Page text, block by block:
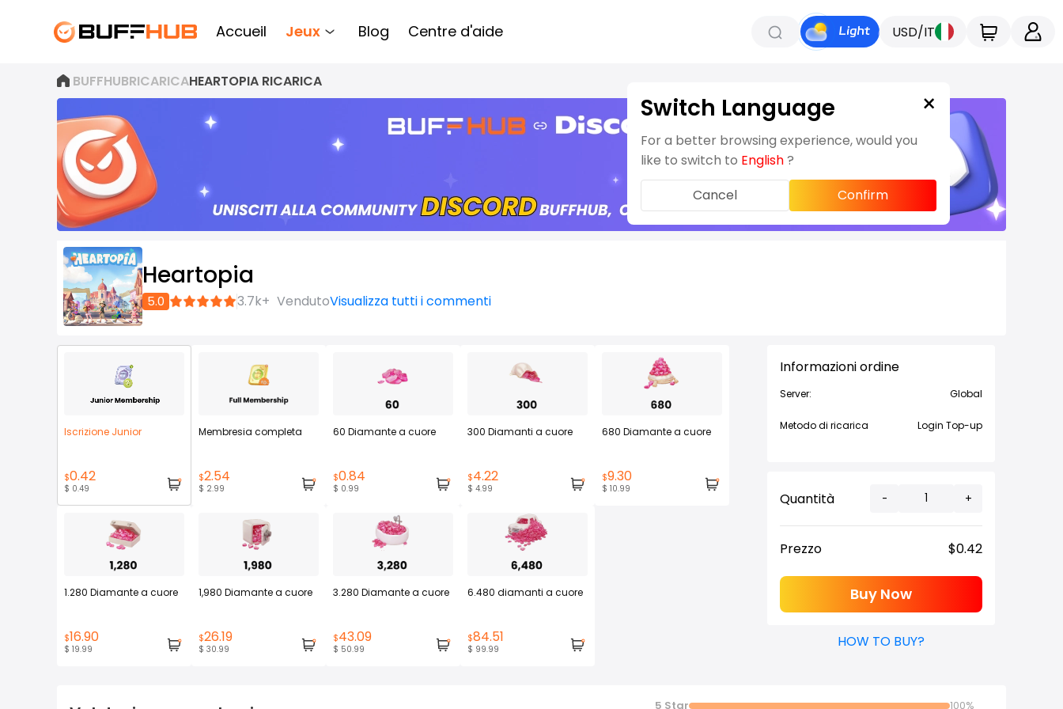
Accueil Jeux Blog Centre d'aide USD/IT
BUFFHUBRICARICAHEARTOPIA RICARICA
Iscriviti
ora
Heartopia
5.0 3.7k+ VendutoVisualizza tutti i commenti
Iscrizione Junior
$0.42
$ 0.49
Membresia completa
$2.54
$ 2.99
60 Diamante a cuore
$0.84
$ 0.99
300 Diamanti a cuore
$4.22
$ 4.99
680 Diamante a cuore
$9.30
$ 10.99
1.280 Diamante a cuore
$16.90
$ 19.99
1,980 Diamante a cuore
$26.19
$ 30.99
3.280 Diamante a cuore
$43.09
$ 50.99
6.480 diamanti a cuore
$84.51
$ 99.99
Informazioni ordine
Server: Global
Metodo di ricarica Login Top-up
Quantità - +
Prezzo $0.42
Buy Now
HOW TO BUY?
5 Star 100%
Switch Language ×
For a better browsing experience, would you
like to switch to English?
Cancel
Confirm